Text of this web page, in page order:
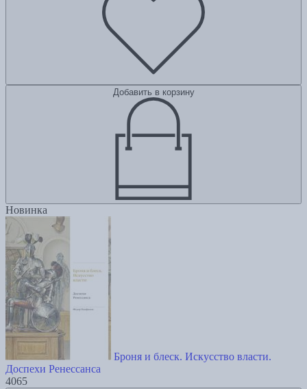
Добавить в корзину
Новинка
Броня и блеск. Искусство власти.
Доспехи Ренессанса
4065